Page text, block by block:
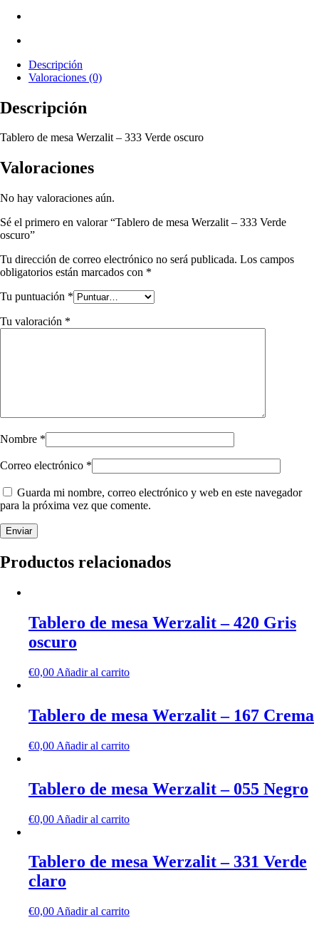
Descripción
Valoraciones (0)
Descripción
Tablero de mesa Werzalit – 333 Verde oscuro
Valoraciones
No hay valoraciones aún.
Sé el primero en valorar “Tablero de mesa Werzalit – 333 Verde
oscuro”
Tu dirección de correo electrónico no será publicada. Los campos
obligatorios están marcados con *
Tu puntuación *
Tu valoración *
Nombre *
Correo electrónico *
Guarda mi nombre, correo electrónico y web en este navegador
para la próxima vez que comente.
Productos relacionados
Tablero de mesa Werzalit – 420 Gris
oscuro
€0,00 Añadir al carrito
Tablero de mesa Werzalit – 167 Crema
€0,00 Añadir al carrito
Tablero de mesa Werzalit – 055 Negro
€0,00 Añadir al carrito
Tablero de mesa Werzalit – 331 Verde
claro
€0,00 Añadir al carrito